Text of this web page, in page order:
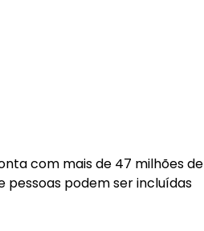
com mais de 47 milhões de
pessoas podem ser incluídas